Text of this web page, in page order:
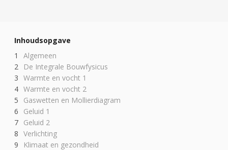
Inhoudsopgave
Algemeen
De Integrale Bouwfysicus
Warmte en vocht 1
Warmte en vocht 2
Gaswetten en Mollierdiagram
Geluid 1
Geluid 2
Verlichting
Klimaat en gezondheid